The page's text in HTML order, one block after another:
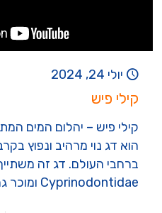
יולי 24, 2024
קילי פיש
קילי פיש – יהלום המים
הוא דג נוי מרהיב ונפוץ
ברחבי העולם. דג זה
Cyprinodontidae ומוכר גם בשמות